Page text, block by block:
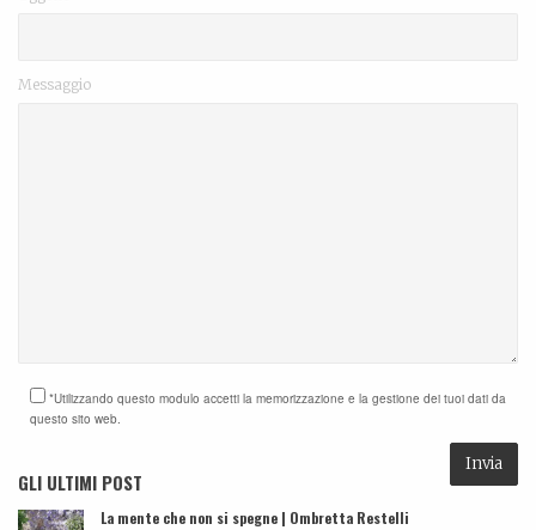
Messaggio
*Utilizzando questo modulo accetti la memorizzazione e la gestione dei tuoi dati da
questo sito web.
GLI ULTIMI POST
La mente che non si spegne | Ombretta Restelli